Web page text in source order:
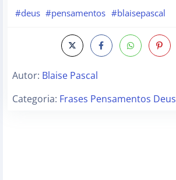
#deus #pensamentos #blaisepascal
Autor: Blaise Pascal
Categoria: Frases Pensamentos Deus